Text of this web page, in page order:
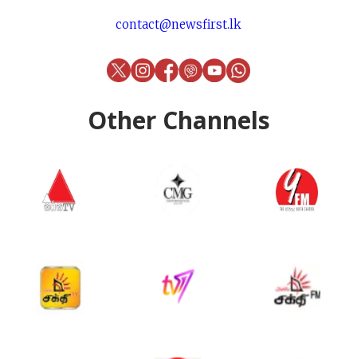
contact@newsfirst.lk
Other Channels